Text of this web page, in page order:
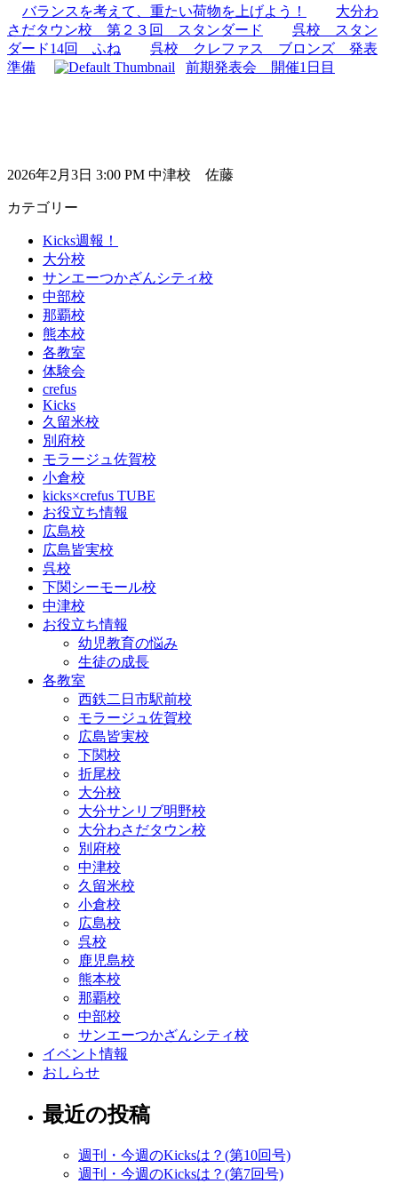
バランスを考えて、重たい荷物を上げよう！
大分わ
さだタウン校 第２３回 スタンダード
呉校 スタン
ダード14回 ふね
呉校 クレファス ブロンズ 発表
準備
前期発表会 開催1日目
2026年2月3日 3:00 PM 中津校 佐藤
カテゴリー
Kicks週報！
大分校
サンエーつかざんシティ校
中部校
那覇校
熊本校
各教室
体験会
crefus
Kicks
久留米校
別府校
モラージュ佐賀校
小倉校
kicks×crefus TUBE
お役立ち情報
広島校
広島皆実校
呉校
下関シーモール校
中津校
お役立ち情報
幼児教育の悩み
生徒の成長
各教室
西鉄二日市駅前校
モラージュ佐賀校
広島皆実校
下関校
折尾校
大分校
大分サンリブ明野校
大分わさだタウン校
別府校
中津校
久留米校
小倉校
広島校
呉校
鹿児島校
熊本校
那覇校
中部校
サンエーつかざんシティ校
イベント情報
おしらせ
最近の投稿
週刊・今週のKicksは？(第10回号)
週刊・今週のKicksは？(第7回号)